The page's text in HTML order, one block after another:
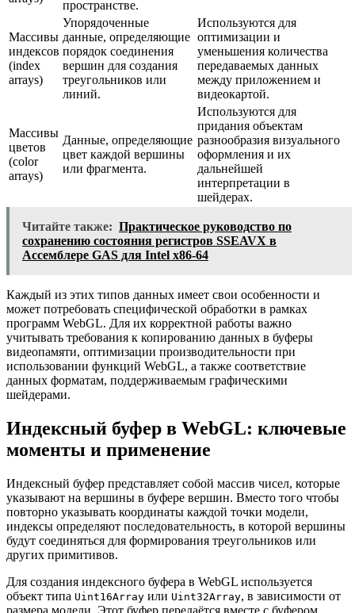
пространстве.
Массивы
индексов
(index
arrays)
Упорядоченные
данные, определяющие
порядок соединения
вершин для создания
треугольников или
линий.
Используются для
оптимизации и
уменьшения количества
передаваемых данных
между приложением и
видеокартой.
Массивы
цветов
(color
arrays)
Данные, определяющие
цвет каждой вершины
или фрагмента.
Используются для
придания объектам
разнообразия визуального
оформления и их
дальнейшей
интерпретации в
шейдерах.
Читайте также: Практическое руководство по
сохранению состояния регистров SSEAVX в
Ассемблере GAS для Intel x86-64
Каждый из этих типов данных имеет свои особенности и
может потребовать специфической обработки в рамках
программ WebGL. Для их корректной работы важно
учитывать требования к копированию данных в буферы
видеопамяти, оптимизации производительности при
использовании функций WebGL, а также соответствие
данных форматам, поддерживаемым графическими
шейдерами.
Индексный буфер в WebGL: ключевые
моменты и применение
Индексный буфер представляет собой массив чисел, которые
указывают на вершины в буфере вершин. Вместо того чтобы
повторно указывать координаты каждой точки модели,
индексы определяют последовательность, в которой вершины
будут соединяться для формирования треугольников или
других примитивов.
Для создания индексного буфера в WebGL используется
объект типа Uint16Array или Uint32Array, в зависимости от